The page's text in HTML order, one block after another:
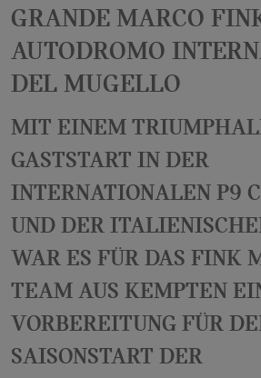
Grande Marco
Autodromo
del Mugello
Mit einem
Gaststart in der
internationalen P9
und der
war es für das Fink
TEAM aus Kempten
Vorbereitung für
Saisonstart der